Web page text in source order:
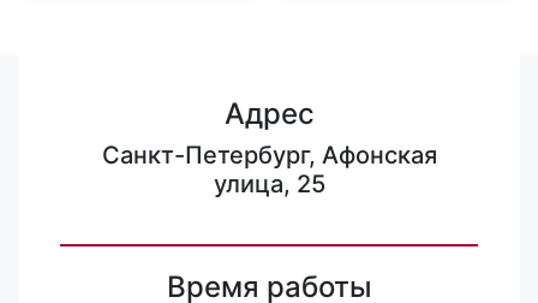
Адрес
Санкт-Петербург, Афонская
улица, 25
Время работы